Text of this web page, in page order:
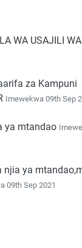
WA USAJILI WA
za Kampuni
Imewekwa 09th Sep
ya mtandao
njia ya
09th Sep 2021